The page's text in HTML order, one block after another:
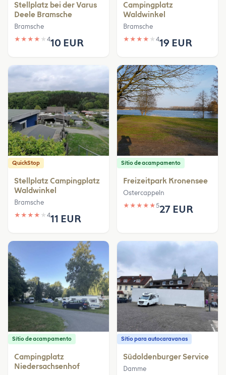
Stellplatz bei der Varus
Deele Bramsche
Bramsche
★ ★ ★ ★ ★ 410 EUR
Campingplatz
Waldwinkel
Bramsche
★ ★ ★ ★ ★ 419 EUR
QuickStop
Stellplatz Campingplatz
Waldwinkel
Bramsche
★ ★ ★ ★ ★ 411 EUR
Sítio de acampamento
Freizeitpark Kronensee
Ostercappeln
★ ★ ★ ★ ★527 EUR
Sítio de acampamento
Campingplatz
Niedersachsenhof
Sítio para autocaravanas
Südoldenburger Service
Damme